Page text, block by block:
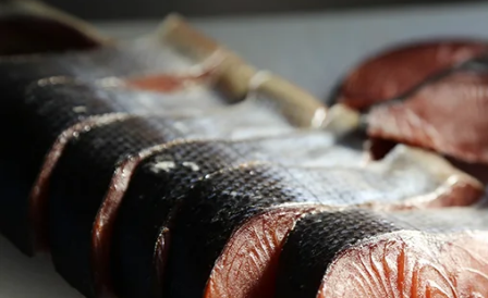
た。また、商品のバラエティを増や
ンルを絞ることで専門店化を図り、
い、買いやすい店作りにも尽力。さ
事業も開拓するなど、さまざまな挑
た。モットーは、「まじめに作って
贈答品として、もらって嬉しい、贈
掛けている。